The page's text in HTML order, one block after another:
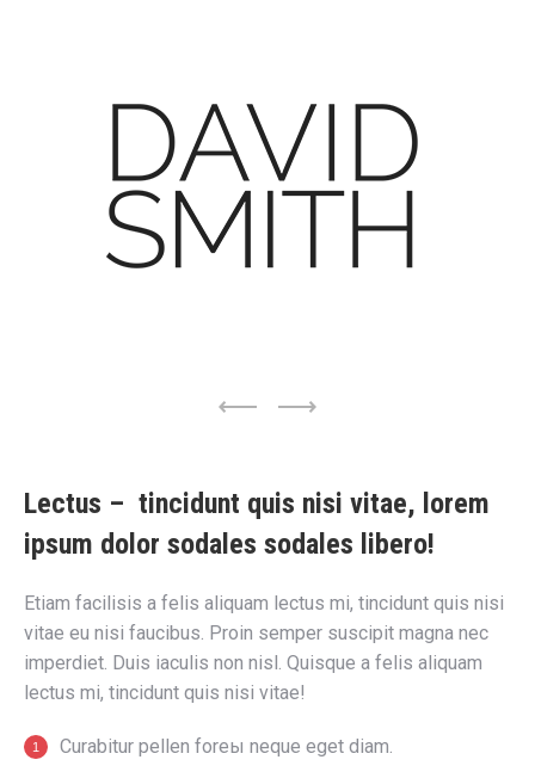
Lectus – tincidunt quis nisi vitae, lorem
ipsum dolor sodales sodales libero!
Etiam facilisis a felis aliquam lectus mi, tincidunt quis nisi
vitae eu nisi faucibus. Proin semper suscipit magna nec
imperdiet. Duis iaculis non nisl. Quisque a felis aliquam
lectus mi, tincidunt quis nisi vitae!
Curabitur pellen foreы neque eget diam.